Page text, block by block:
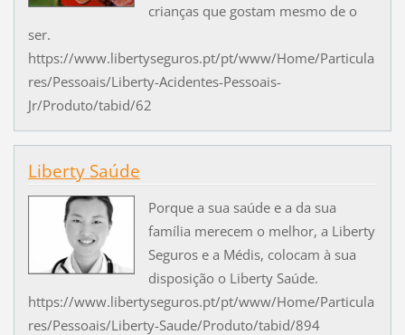
crianças que gostam mesmo de o
ser.
https://www.libertyseguros.pt/pt/www/Home/Particula
res/Pessoais/Liberty-Acidentes-Pessoais-
Jr/Produto/tabid/62
Liberty Saúde
Porque a sua saúde e a da sua
família merecem o melhor, a Liberty
Seguros e a Médis, colocam à sua
disposição o Liberty Saúde.
https://www.libertyseguros.pt/pt/www/Home/Particula
res/Pessoais/Liberty-Saude/Produto/tabid/894